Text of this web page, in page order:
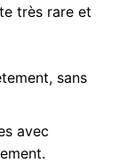
très rare et
sans
avec